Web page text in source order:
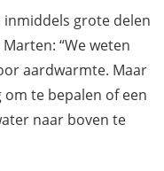
inmiddels grote delen
“We weten
aardwarmte. Maar
te bepalen of een
naar boven te